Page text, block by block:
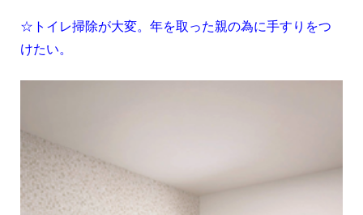
☆トイレ掃除が大変。年を取った親の為に手すりをつ
けたい。